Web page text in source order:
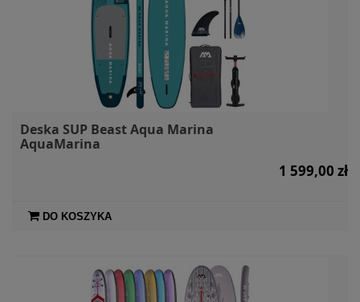
Deska SUP Beast Aqua Marina
AquaMarina
1 599,00 zł
DO KOSZYKA